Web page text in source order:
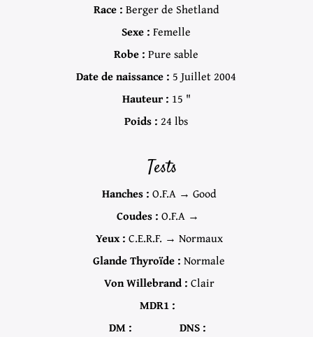
Race : Berger de Shetland
Sexe : Femelle
Robe : Pure sable
Date de naissance : 5 Juillet 2004
Hauteur : 15 "
Poids : 24 lbs
Tests
Hanches : O.F.A → Good
Coudes : O.F.A →
Yeux : C.E.R.F. → Normaux
Glande Thyroïde : Normale
Von Willebrand : Clair
MDR1 :
DM :
DNS :